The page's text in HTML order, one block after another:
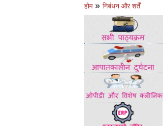
होम» निबंधन और शर्तें